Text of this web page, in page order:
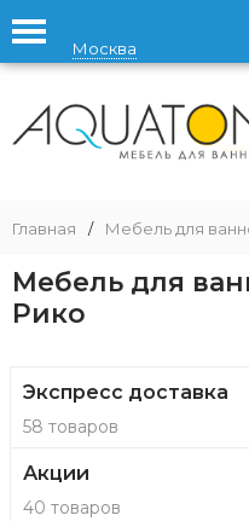
Москва
Главная / Мебель для
Мебель для
Рико
Экспресс доставка
58 товаров
Акции
40 товаров